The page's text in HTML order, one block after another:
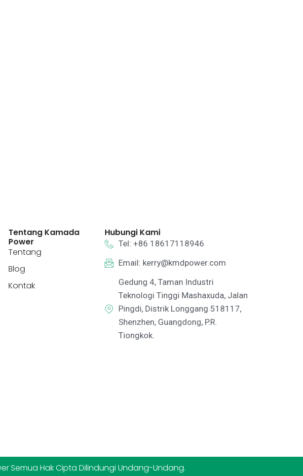
Tentang Kamada
Power
Tentang
Blog
Kontak
Hubungi Kami
Tel: +86 18617118946
Email: kerry@kmdpower.com
Gedung 4, Taman Industri
Teknologi Tinggi Mashaxuda, Jalan
Pingdi, Distrik Longgang 518117,
Shenzhen, Guangdong, P.R.
Tiongkok.
Semua Hak Cipta Dilindungi Undang-Undang.